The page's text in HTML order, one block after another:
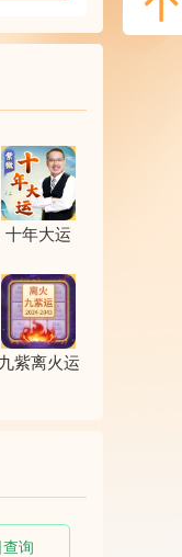
十年大运
九紫离火运
询